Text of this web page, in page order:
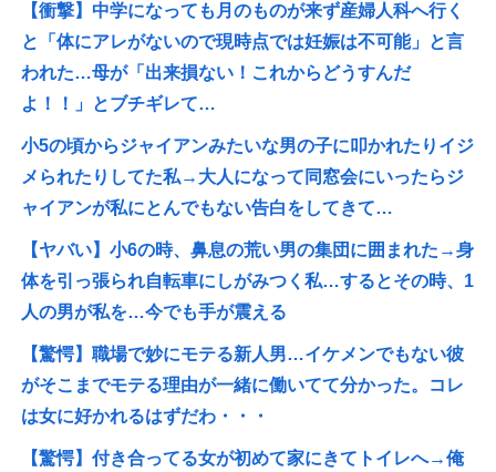
【衝撃】中学になっても月のものが来ず産婦人科へ行く
と「体にアレがないので現時点では妊娠は不可能」と言
われた…母が「出来損ない！これからどうすんだ
よ！！」とブチギレて…
小5の頃からジャイアンみたいな男の子に叩かれたりイジ
メられたりしてた私→大人になって同窓会にいったらジ
ャイアンが私にとんでもない告白をしてきて…
【ヤバい】小6の時、鼻息の荒い男の集団に囲まれた→身
体を引っ張られ自転車にしがみつく私…するとその時、1
人の男が私を…今でも手が震える
【驚愕】職場で妙にモテる新人男…イケメンでもない彼
がそこまでモテる理由が一緒に働いてて分かった。コレ
は女に好かれるはずだわ・・・
【驚愕】付き合ってる女が初めて家にきてトイレへ→俺